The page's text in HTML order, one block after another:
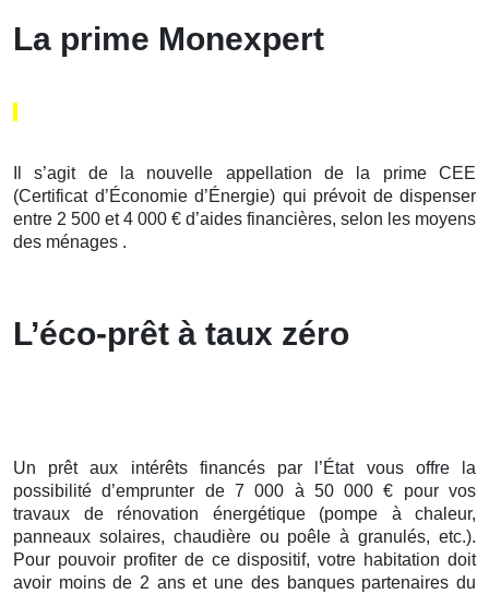
La prime Monexpert
Il s’agit de la nouvelle appellation de la prime CEE
(Certificat d’Économie d’Énergie) qui prévoit de dispenser
entre 2 500 et 4 000 € d’aides financières, selon les moyens
des ménages .
L’éco-prêt à taux zéro
Un prêt aux intérêts financés par l’État vous offre la
possibilité d’emprunter de 7 000 à 50 000 € pour vos
travaux de rénovation énergétique (pompe à chaleur,
panneaux solaires, chaudière ou poêle à granulés, etc.).
Pour pouvoir profiter de ce dispositif, votre habitation doit
avoir moins de 2 ans et une des banques partenaires du